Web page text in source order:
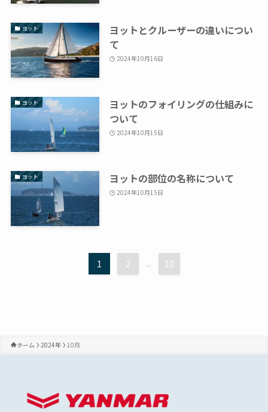
ヨット
ヨットとクルーザーの違いについ
て
2024年10月16日
ヨット
ヨットのフォイリングの仕組みに
ついて
2024年10月15日
ヨット ヨットの部位の名称について
2024年10月15日
1 2 ... 10
ホーム 2024年 10月